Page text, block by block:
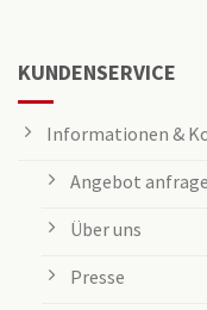
KUNDENSERVICE
Informationen &
Angebot
Über uns
Presse